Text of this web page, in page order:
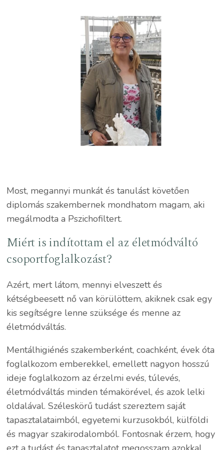
Most, megannyi munkát és tanulást követően
diplomás szakembernek mondhatom magam, aki
megálmodta a Pszichofiltert.
Miért is indítottam el az életmódváltó
csoportfoglalkozást?
Azért, mert látom, mennyi elveszett és
kétségbeesett nő van körülöttem, akiknek csak egy
kis segítségre lenne szüksége és menne az
életmódváltás.
Mentálhigiénés szakemberként, coachként, évek óta
foglalkozom emberekkel, emellett nagyon hosszú
ideje foglalkozom az érzelmi evés, túlevés,
életmódváltás minden témakörével, és azok lelki
oldalával. Széleskörű tudást szereztem saját
tapasztalataimból, egyetemi kurzusokból, külföldi
és magyar szakirodalomból. Fontosnak érzem, hogy